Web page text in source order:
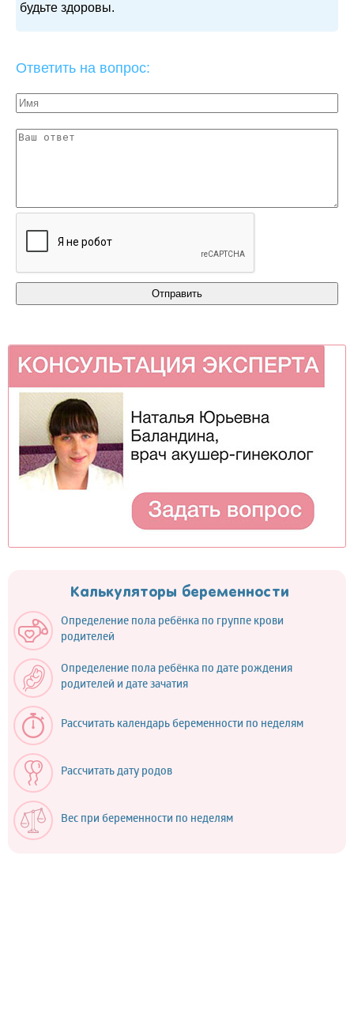
будьте здоровы.
Ответить на вопрос:
Калькуляторы беременности
Определение пола ребёнка по группе крови
родителей
Определение пола ребёнка по дате рождения
родителей и дате зачатия
Рассчитать календарь беременности по неделям
Рассчитать дату родов
Вес при беременности по неделям